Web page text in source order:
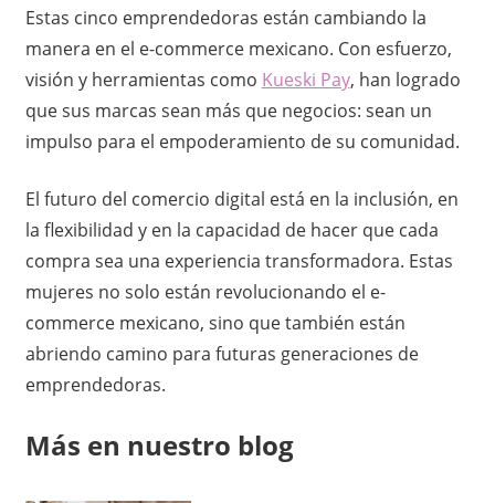
Estas cinco emprendedoras están cambiando la
manera en el e-commerce mexicano. Con esfuerzo,
visión y herramientas como Kueski Pay, han logrado
que sus marcas sean más que negocios: sean un
impulso para el empoderamiento de su comunidad.
El futuro del comercio digital está en la inclusión, en
la flexibilidad y en la capacidad de hacer que cada
compra sea una experiencia transformadora. Estas
mujeres no solo están revolucionando el e-
commerce mexicano, sino que también están
abriendo camino para futuras generaciones de
emprendedoras.
Más en nuestro blog